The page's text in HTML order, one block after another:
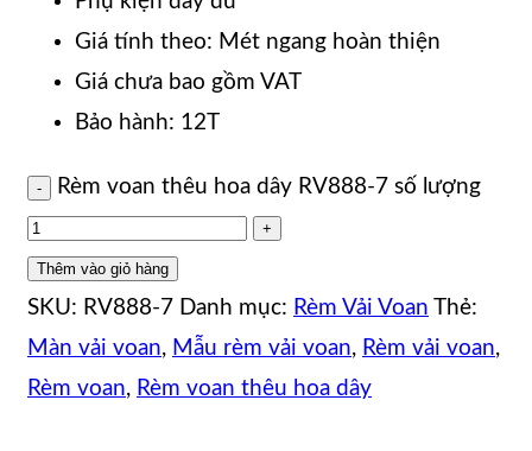
Giá tính theo: Mét ngang hoàn thiện
Giá chưa bao gồm VAT
Bảo hành: 12T
Rèm voan thêu hoa dây RV888-7 số lượng
Thêm vào giỏ hàng
SKU: RV888-7 Danh mục: Rèm Vải Voan Thẻ:
Màn vải voan, Mẫu rèm vải voan, Rèm vải voan,
Rèm voan, Rèm voan thêu hoa dây